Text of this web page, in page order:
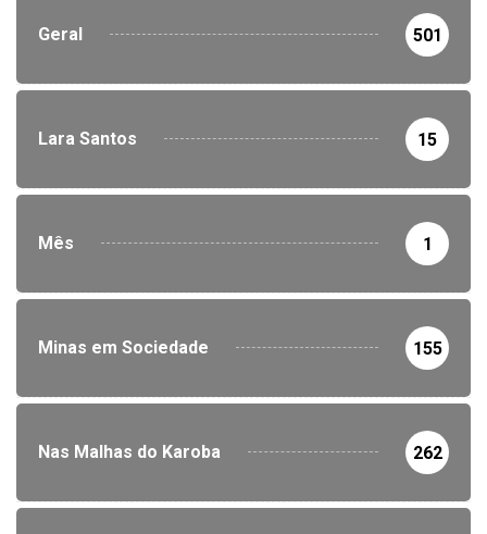
Geral 501
Lara Santos 15
Mês 1
Minas em Sociedade 155
Nas Malhas do Karoba 262